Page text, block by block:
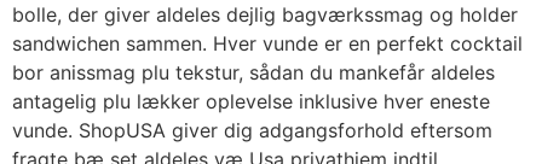
bolle, der giver aldeles dejlig bagværkssmag og holder
sandwichen sammen. Hver vunde er en perfekt cocktail
bor anissmag plu tekstur, sådan du mankefår aldeles
antagelig plu lækker oplevelse inklusive hver eneste
vunde. ShopUSA giver dig adgangsforhold eftersom